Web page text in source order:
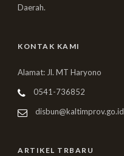
Daerah.
KONTAK KAMI
Alamat: Jl. MT Haryono
0541-736852
disbun@kaltimprov.go.id
ARTIKEL TRBARU